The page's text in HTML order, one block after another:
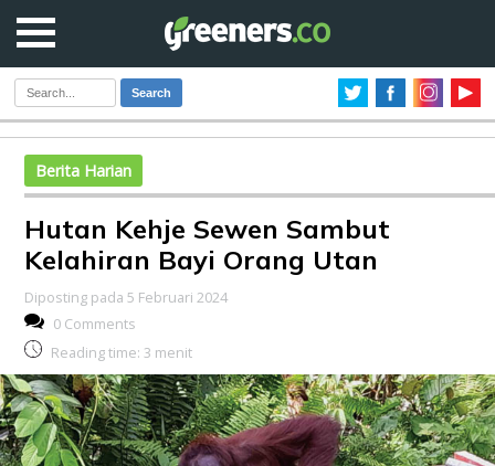
Search
Berita Harian
Hutan Kehje Sewen Sambut
Kelahiran Bayi Orang Utan
Diposting pada 5 Februari 2024
0 Comments
Reading time: 3 menit